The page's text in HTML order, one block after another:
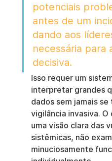
potenciais
antes de um
dando aos
necessária para
decisiva.
Isso requer um
interpretar grandes
dados sem jamais
vigilância invasiva.
uma visão clara das
sistêmicas, não
minuciosamente